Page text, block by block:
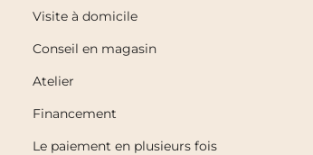
Visite à domicile
Conseil en magasin
Atelier
Financement
Le paiement en plusieurs fois